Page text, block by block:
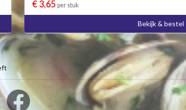
€ 3,65 per stuk
Bekijk & bestel